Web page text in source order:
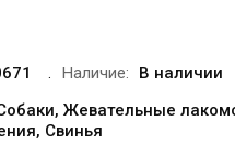
Наличие:
В наличии
, Жевательные
, Свинья